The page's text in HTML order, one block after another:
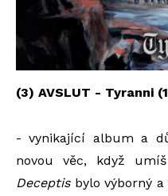
(3) AVSLUT - Tyranni
- vynikající album a
novou věc, když
Deceptisbylo výborný a